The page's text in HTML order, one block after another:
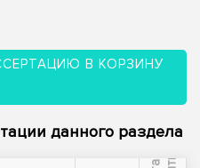
В КОРЗИНУ
данного раздела